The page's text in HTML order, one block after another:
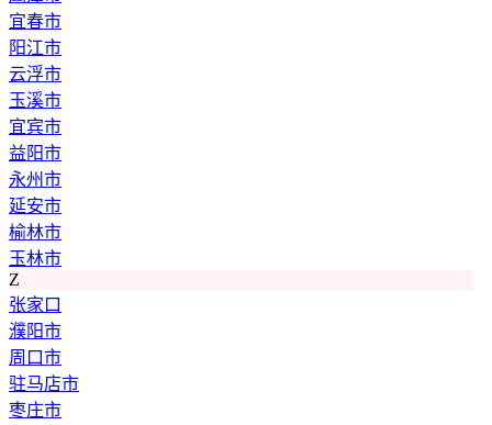
宜春市
阳江市
云浮市
玉溪市
宜宾市
益阳市
永州市
延安市
榆林市
玉林市
Z
张家口
濮阳市
周口市
驻马店市
枣庄市